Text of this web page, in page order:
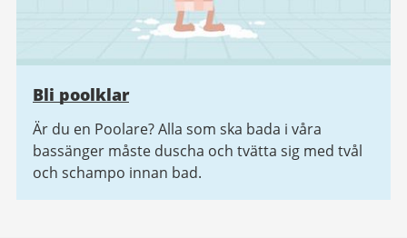
Bli poolklar
Är du en Poolare? Alla som ska bada i våra
bassänger måste duscha och tvätta sig med tvål
och schampo innan bad.